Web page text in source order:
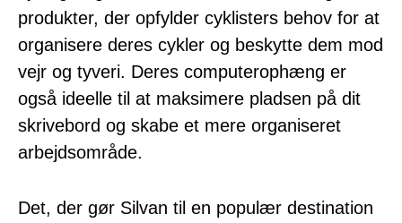
produkter, der opfylder cyklisters behov for at
organisere deres cykler og beskytte dem mod
vejr og tyveri. Deres computerophæng er
også ideelle til at maksimere pladsen på dit
skrivebord og skabe et mere organiseret
arbejdsområde.
Det, der gør Silvan til en populær destination